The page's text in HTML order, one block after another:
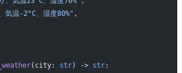
気温-2°C、湿度80%" ,
(city: str) -> str: